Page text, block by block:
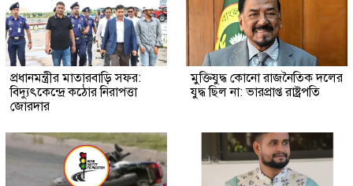
প্রধানমন্ত্রীর মাতারবাড়ি সফর:
বিদ্যুৎকেন্দ্রে কঠোর নিরাপত্তা
জোরদার
মুক্তিযুদ্ধ কোনো রাজনৈতিক দলের
যুদ্ধ ছিল না: ভারপ্রাপ্ত রাষ্ট্রপতি